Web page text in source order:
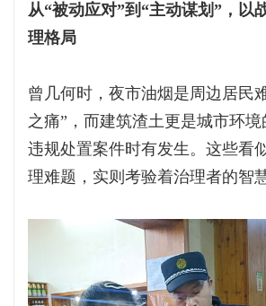
从“被动应对”到“主动谋划”，以
理格局
曾几何时，夜市油烟是周边居民
之痛”，而建筑渣土更是城市环境
违规处置案件时有发生。这些看
理难题，实则考验着治理者的智